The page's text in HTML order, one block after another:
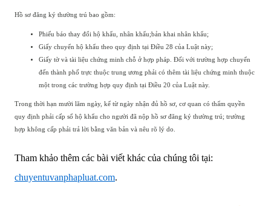
Hồ sơ đăng ký thường trú bao gồm:
Phiếu báo thay đổi hộ khẩu, nhân khẩu;bản khai nhân khẩu;
Giấy chuyển hộ khẩu theo quy định tại Điều 28 của Luật này;
Giấy tờ và tài liệu chứng minh chỗ ở hợp pháp. Đối với trường hợp chuyển
đến thành phố trực thuộc trung ương phải có thêm tài liệu chứng minh thuộc
một trong các trường hợp quy định tại Điều 20 của Luật này.
Trong thời hạn mười lăm ngày, kể từ ngày nhận đủ hồ sơ, cơ quan có thẩm quyền
quy định phải cấp sổ hộ khẩu cho người đã nộp hồ sơ đăng ký thường trú; trường
hợp không cấp phải trả lời bằng văn bản và nêu rõ lý do.
Tham khảo thêm các bài viết khác của chúng tôi tại:
chuyentuvanphapluat.com.